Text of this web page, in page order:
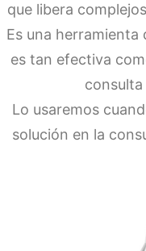
que libera
Es una herramienta
es tan efectiva
Lo usaremos
solución en la